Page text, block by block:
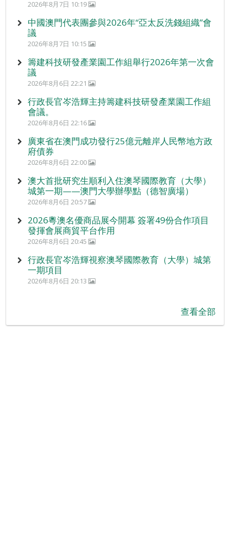
2026年8月7日 10:19
中國澳門代表團參與2026年“亞太反洗錢組織”會
議
2026年8月7日 10:15
籌建科技研發產業園工作組舉行2026年第一次會
議
2026年8月6日 22:21
行政長官岑浩輝主持籌建科技研發產業園工作組
會議。
2026年8月6日 22:16
廣東省在澳門成功發行25億元離岸人民幣地方政
府債券
2026年8月6日 22:00
澳大首批研究生順利入住澳琴國際教育（大學）
城第一期——澳門大學辦學點（德智廣場）
2026年8月6日 20:57
2026粵澳名優商品展今開幕 簽署49份合作項目
發揮會展商貿平台作用
2026年8月6日 20:45
行政長官岑浩輝視察澳琴國際教育（大學）城第
一期項目
2026年8月6日 20:13
查看全部